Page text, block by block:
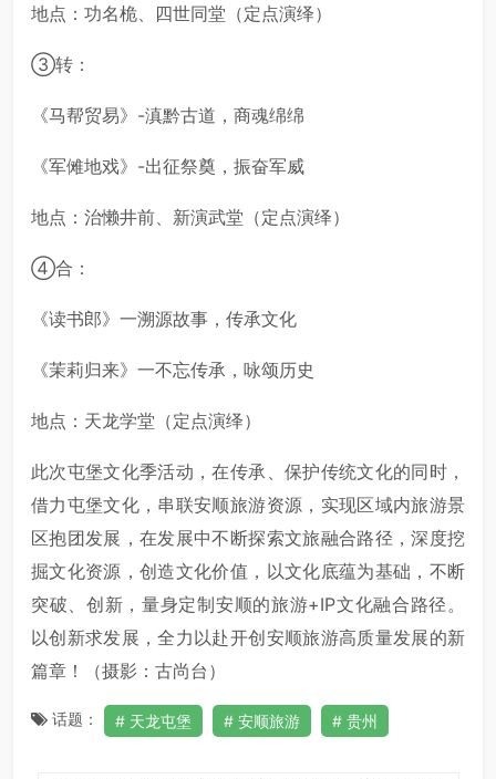
地点：功名桅、四世同堂（定点演绎）
③转：
《马帮贸易》-滇黔古道，商魂绵绵
《军傩地戏》-出征祭奠，振奋军威
地点：治懒井前、新演武堂（定点演绎）
④合：
《读书郎》一溯源故事，传承文化
《茉莉归来》一不忘传承，咏颂历史
地点：天龙学堂（定点演绎）
此次屯堡文化季活动，在传承、保护传统文化的同时，
借力屯堡文化，串联安顺旅游资源，实现区域内旅游景
区抱团发展，在发展中不断探索文旅融合路径，深度挖
掘文化资源，创造文化价值，以文化底蕴为基础，不断
突破、创新，量身定制安顺的旅游+IP文化融合路径。
以创新求发展，全力以赴开创安顺旅游高质量发展的新
篇章！（摄影：古尚台）
话题： 天龙屯堡 安顺旅游 贵州